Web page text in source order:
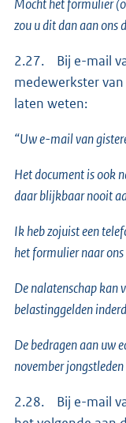
Mocht het formulier
zou u dit dan aan ons
2.27. Bij e-mail
medewerkster
laten weten:
“Uw e-mail van
Het document is ook
daar blijkbaar nooit
Ik heb zojuist een
het formulier naar
De nalatenschap kan
belastinggelden
De bedragen aan uw
november
2.28. Bij e-mail